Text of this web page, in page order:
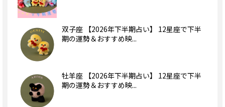
双子座 【2026年下半期占い】 12星座で下半
期の運勢＆おすすめ映...
牡羊座 【2026年下半期占い】 12星座で下半
期の運勢＆おすすめ映...